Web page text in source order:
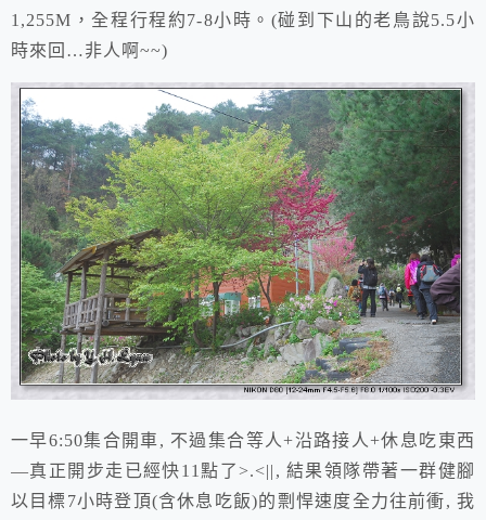
1,255M，全程行程約7-8小時。(碰到下山的老鳥說5.5小
時來回…非人啊~~)
一早6:50集合開車, 不過集合等人+沿路接人+休息吃東西
—真正開步走已經快11點了>.<||, 結果領隊帶著一群健腳
以目標7小時登頂(含休息吃飯)的剽悍速度全力往前衝, 我